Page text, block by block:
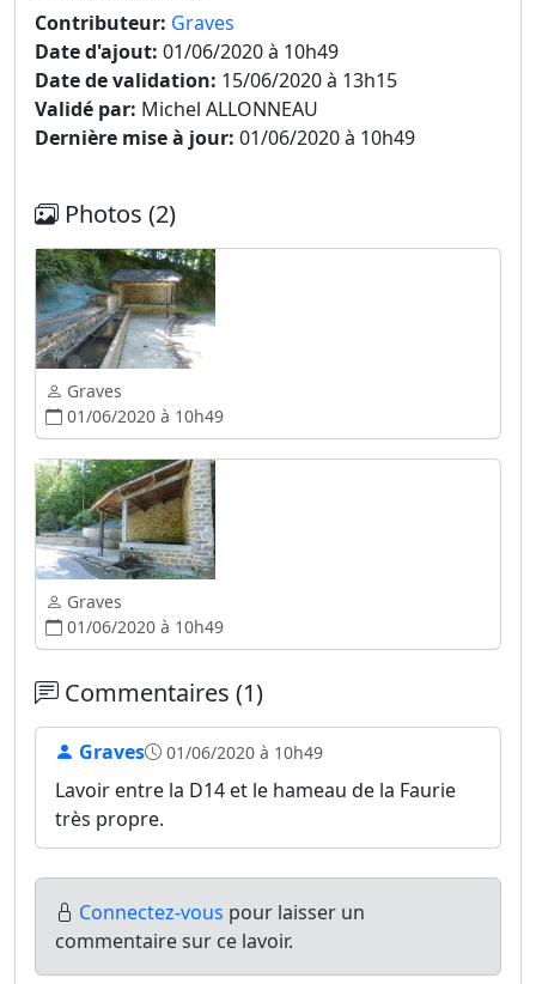
Contributeur: Graves
Date d'ajout: 01/06/2020 à 10h49
Date de validation: 15/06/2020 à 13h15
Validé par: Michel ALLONNEAU
Dernière mise à jour: 01/06/2020 à 10h49
Photos (2)
Graves
01/06/2020 à 10h49
Graves
01/06/2020 à 10h49
Commentaires (1)
Graves 01/06/2020 à 10h49
Lavoir entre la D14 et le hameau de la Faurie
très propre.
Connectez-vous pour laisser un
commentaire sur ce lavoir.